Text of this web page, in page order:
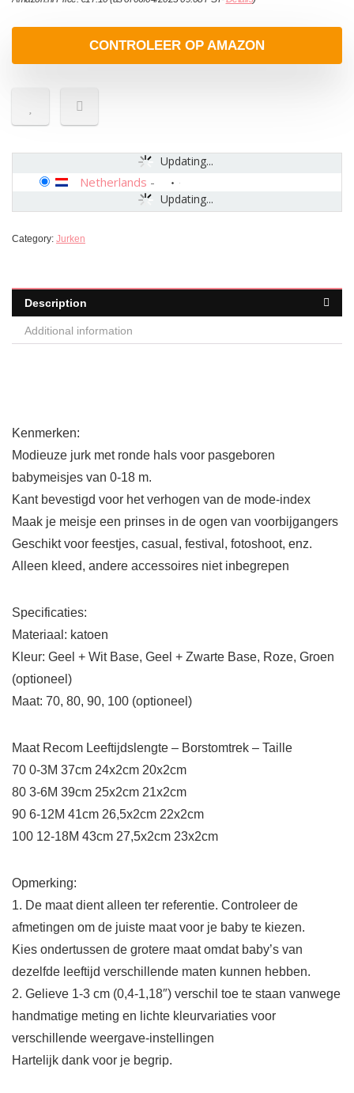
CONTROLEER OP AMAZON
Updating...
Updating...
Netherlands -
Category: Jurken
Description
Additional information
Kenmerken:
Modieuze jurk met ronde hals voor pasgeboren
babymeisjes van 0-18 m.
Kant bevestigd voor het verhogen van de mode-index
Maak je meisje een prinses in de ogen van voorbijgangers
Geschikt voor feestjes, casual, festival, fotoshoot, enz.
Alleen kleed, andere accessoires niet inbegrepen
Specificaties:
Materiaal: katoen
Kleur: Geel + Wit Base, Geel + Zwarte Base, Roze, Groen
(optioneel)
Maat: 70, 80, 90, 100 (optioneel)
Maat Recom Leeftijdslengte – Borstomtrek – Taille
70 0-3M 37cm 24x2cm 20x2cm
80 3-6M 39cm 25x2cm 21x2cm
90 6-12M 41cm 26,5x2cm 22x2cm
100 12-18M 43cm 27,5x2cm 23x2cm
Opmerking:
1. De maat dient alleen ter referentie. Controleer de
afmetingen om de juiste maat voor je baby te kiezen.
Kies ondertussen de grotere maat omdat baby’s van
dezelfde leeftijd verschillende maten kunnen hebben.
2. Gelieve 1-3 cm (0,4-1,18″) verschil toe te staan vanwege
handmatige meting en lichte kleurvariaties voor
verschillende weergave-instellingen
Hartelijk dank voor je begrip.